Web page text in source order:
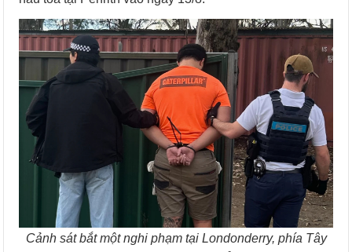
Cảnh sát bắt một nghi phạm tại Londonderry, phía Tây